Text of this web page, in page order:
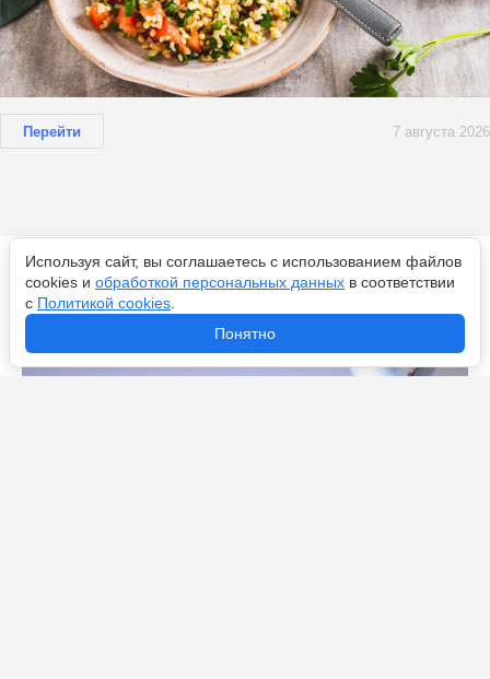
Новости по теме
Перейти 7 августа 2026
Используя сайт, вы соглашаетесь с использованием файлов
cookies и обработкой персональных данных в соответствии
с Политикой cookies
Понятно